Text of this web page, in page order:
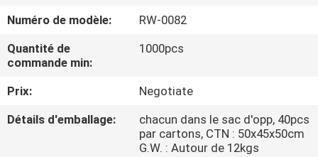
VISITE
CONTRÔLE
Numéro de modèle:
RW-0082
Quantité de
commande min:
1000pcs
Prix:
Negotiate
Détails d'emballage:
chacun dans le sac d'opp, 40pcs
par cartons, CTN : 50x45x50cm
G.W. : Autour de 12kgs